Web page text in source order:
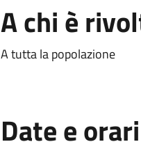
A chi è
A tutta la popolazione
Date e orari